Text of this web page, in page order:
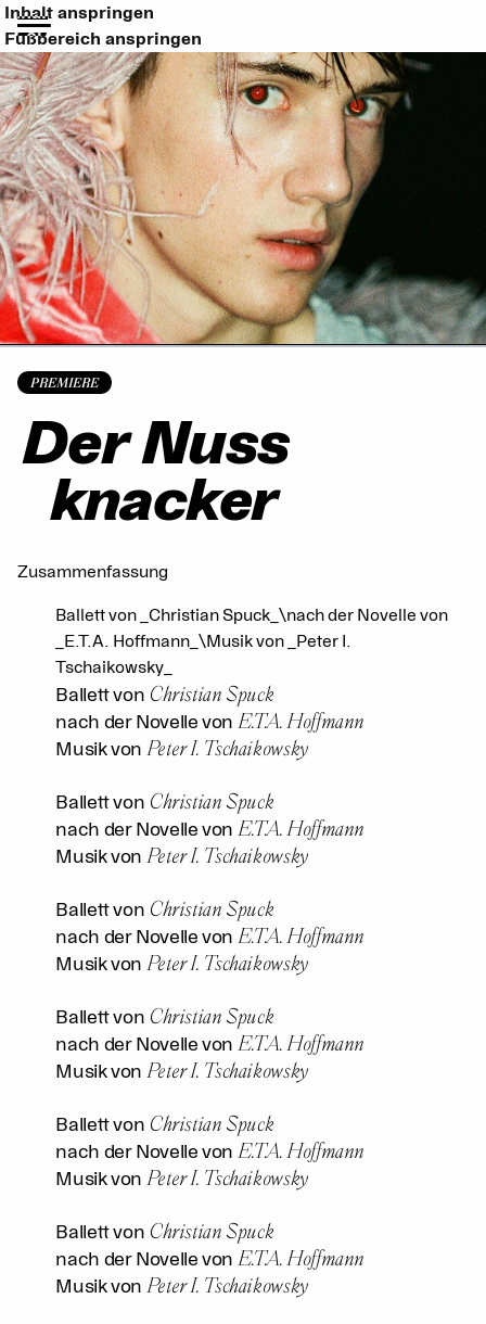
Inhalt anspringen
Fußbereich anspringen
PREMIERE
Der Nuss­
knacker
Zusammenfassung
Ballett von _Christian Spuck_\nach der Novelle von
_E.T.A. Hoffmann_\Musik von _Peter I.
Tschaikowsky_
Ballett von Christian Spuck
nach der Novelle von E.T.A. Hoffmann
Musik von Peter I. Tschaikowsky
Ballett von Christian Spuck
nach der Novelle von E.T.A. Hoffmann
Musik von Peter I. Tschaikowsky
Ballett von Christian Spuck
nach der Novelle von E.T.A. Hoffmann
Musik von Peter I. Tschaikowsky
Ballett von Christian Spuck
nach der Novelle von E.T.A. Hoffmann
Musik von Peter I. Tschaikowsky
Ballett von Christian Spuck
nach der Novelle von E.T.A. Hoffmann
Musik von Peter I. Tschaikowsky
Ballett von Christian Spuck
nach der Novelle von E.T.A. Hoffmann
Musik von Peter I. Tschaikowsky